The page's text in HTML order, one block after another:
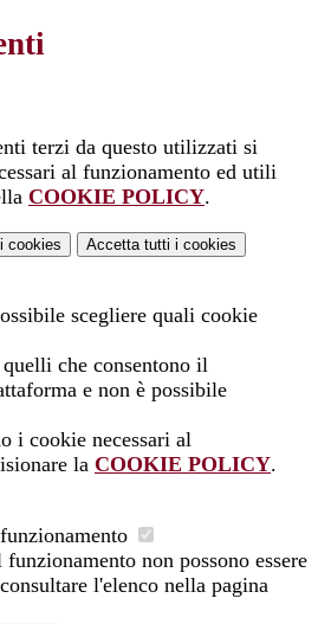
terzi da questo utilizzati si
al funzionamento ed utili
COOKIE POLICY.
i cookies Accetta tutti i cookies
scegliere quali cookie
che consentono il
e non è possibile
i cookie necessari al
la COOKIE POLICY.
non possono essere
l'elenco nella pagina